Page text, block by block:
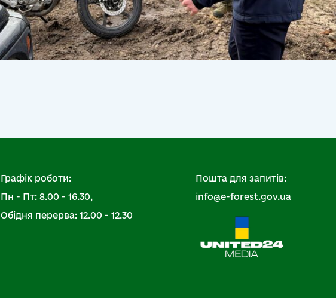
Графік роботи:
Пн - Пт: 8.00 - 16.30,
Обідня перерва: 12.00 - 12.30
Пошта для запитів:
info@e-forest.gov.ua